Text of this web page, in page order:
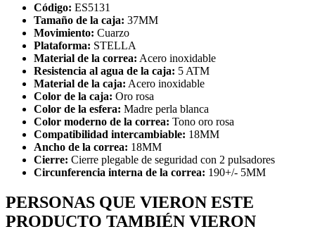
Código: ES5131
Tamaño de la caja: 37MM
Movimiento: Cuarzo
Plataforma: STELLA
Material de la correa: Acero inoxidable
Resistencia al agua de la caja: 5 ATM
Material de la caja: Acero inoxidable
Color de la caja: Oro rosa
Color de la esfera: Madre perla blanca
Color moderno de la correa: Tono oro rosa
Compatibilidad intercambiable: 18MM
Ancho de la correa: 18MM
Cierre: Cierre plegable de seguridad con 2 pulsadores
Circunferencia interna de la correa: 190+/- 5MM
PERSONAS QUE VIERON ESTE
PRODUCTO TAMBIÉN VIERON